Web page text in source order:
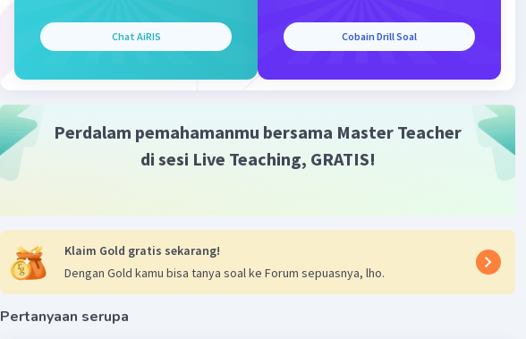
Chat AiRIS Cobain Drill Soal
Perdalam pemahamanmu bersama Master Teacher
di sesi Live Teaching, GRATIS!
Klaim Gold gratis sekarang!
Dengan Gold kamu bisa tanya soal ke Forum sepuasnya, lho.
Pertanyaan serupa